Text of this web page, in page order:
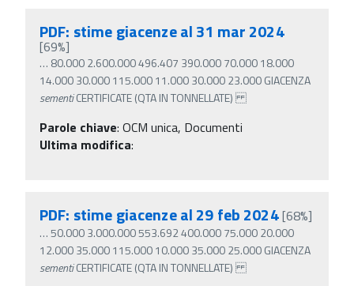
PDF: stime giacenze al 31 mar 2024
[69%]
… 80.000 2.600.000 496.407 390.000 70.000 18.000
14.000 30.000 115.000 11.000 30.000 23.000 GIACENZA
sementiCERTIFICATE (QTA IN TONNELLATE)
Parole chiave: OCM unica, Documenti
Ultima modifica:
PDF: stime giacenze al 29 feb 2024[68%]
…50.000 3.000.000 553.692 400.000 75.000 20.000
12.000 35.000 115.000 10.000 35.000 25.000 GIACENZA
sementiCERTIFICATE (QTA IN TONNELLATE)